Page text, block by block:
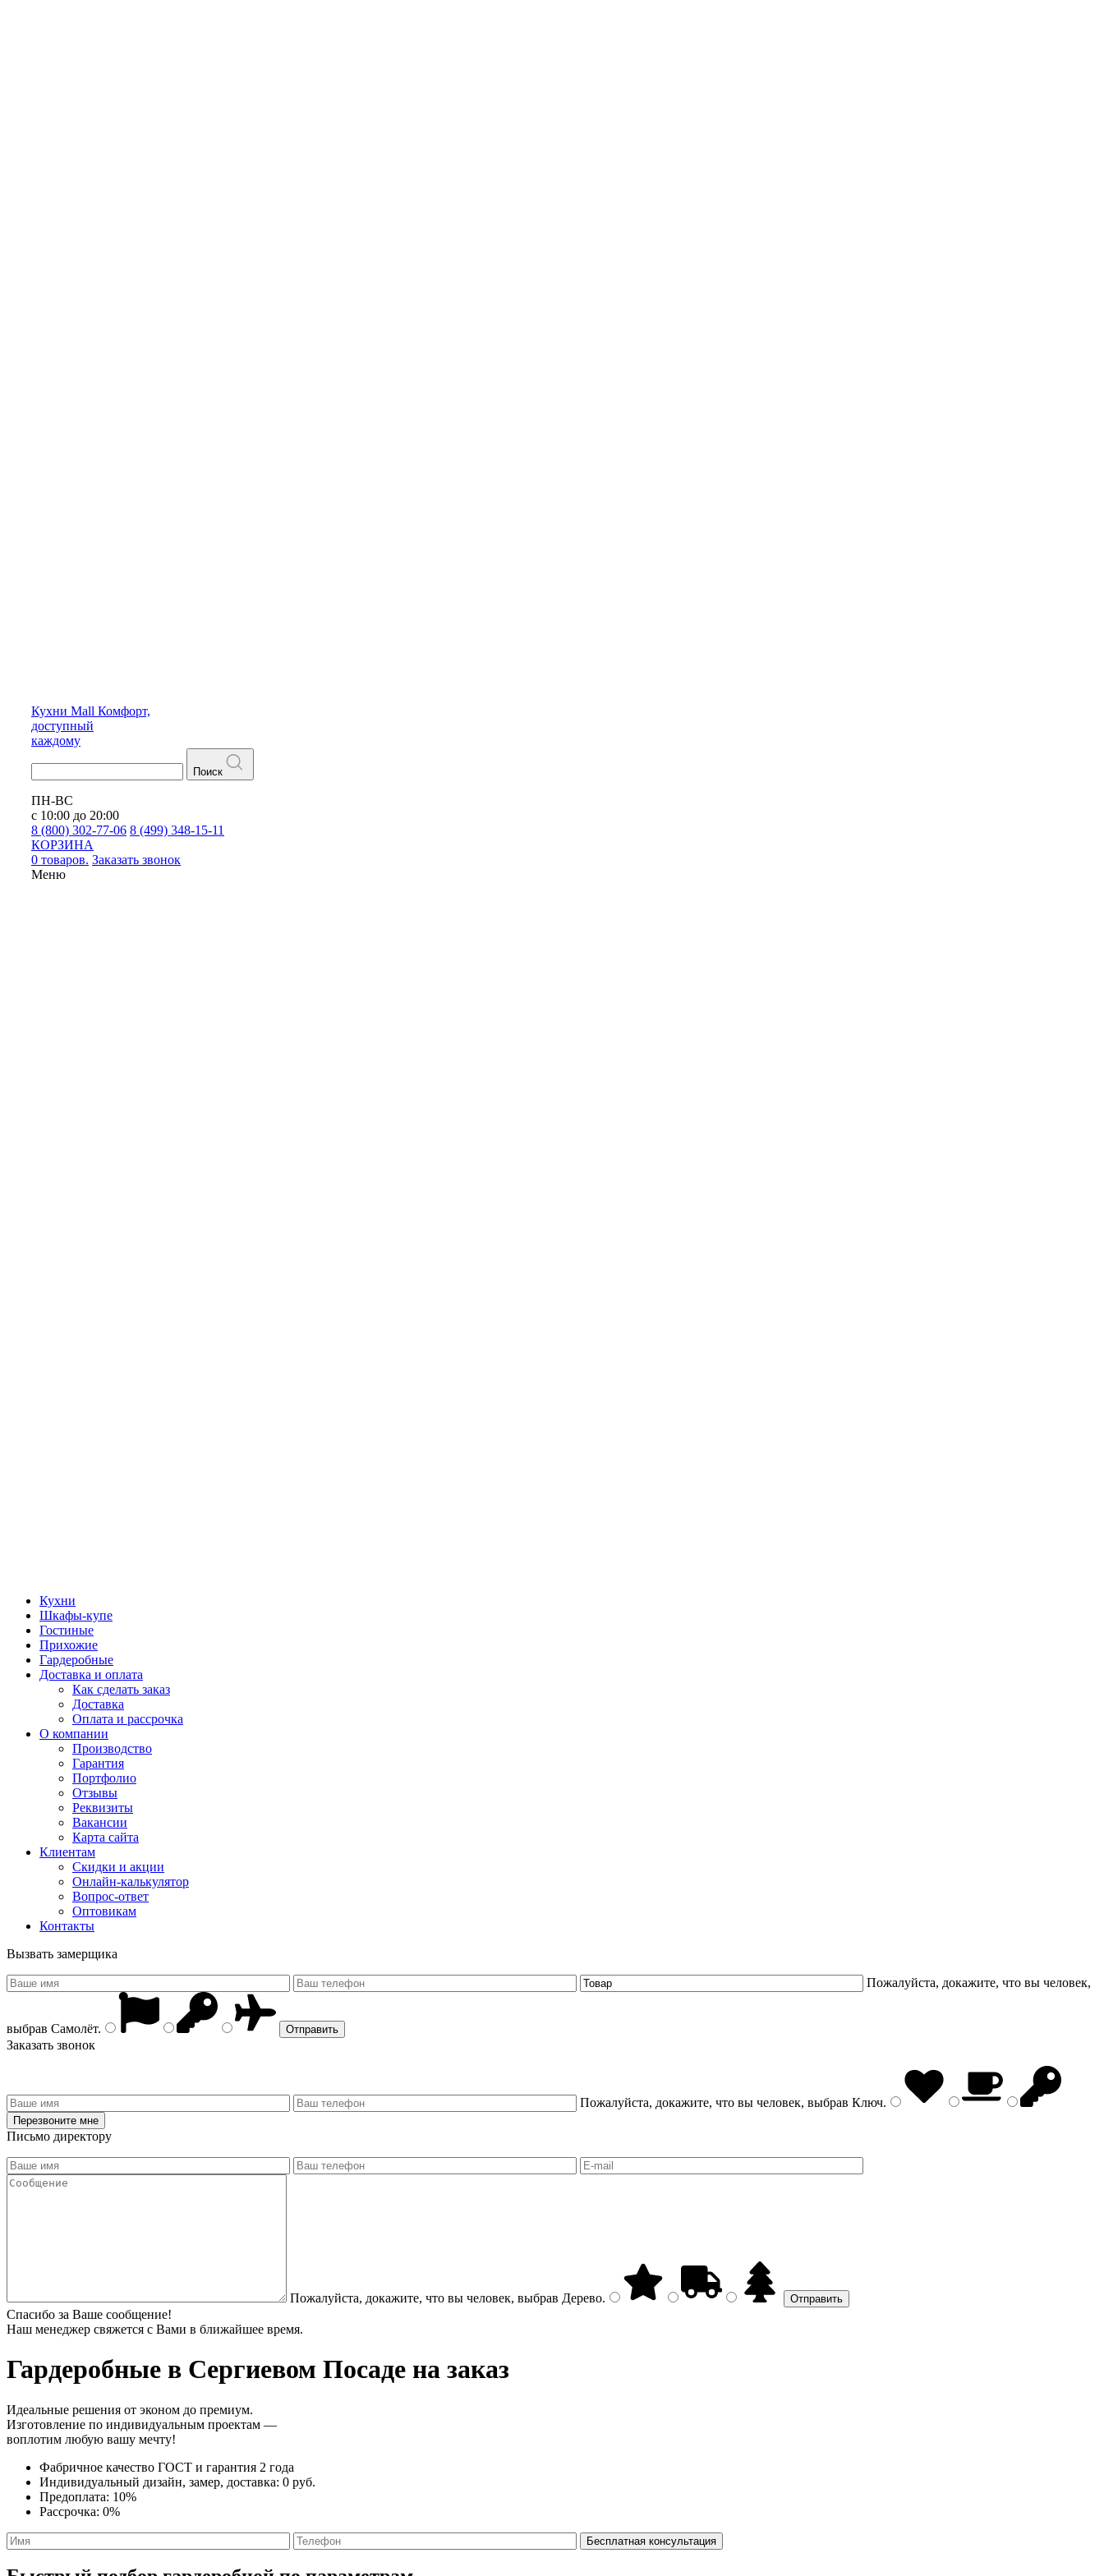
Кухни Mall Комфорт,
доступный
каждому
Поиск
ПН-ВС
с 10:00 до 20:00
8 (800) 302-77-06 8 (499) 348-15-11
КОРЗИНА
0 товаров. Заказать звонок
Меню
Кухни
Шкафы-купе
Гостиные
Прихожие
Гардеробные
Доставка и оплата
Как сделать заказ
Доставка
Оплата и рассрочка
О компании
Производство
Гарантия
Портфолио
Отзывы
Реквизиты
Вакансии
Карта сайта
Клиентам
Скидки и акции
Онлайн-калькулятор
Вопрос-ответ
Оптовикам
Контакты
Вызвать замерщика
Пожалуйста, докажите, что вы человек,
выбрав Самолёт.
Заказать звонок
Пожалуйста, докажите, что вы человек, выбрав Ключ.
Письмо директору
Пожалуйста, докажите, что вы человек, выбрав Дерево.
Спасибо за Ваше сообщение!
Наш менеджер свяжется с Вами в ближайшее время.
Гардеробные в Сергиевом Посаде на заказ
Идеальные решения от эконом до премиум.
Изготовление по индивидуальным проектам —
воплотим любую вашу мечту!
Фабричное качество ГОСТ и гарантия 2 года
Индивидуальный дизайн, замер, доставка: 0 руб.
Предоплата: 10%
Рассрочка: 0%